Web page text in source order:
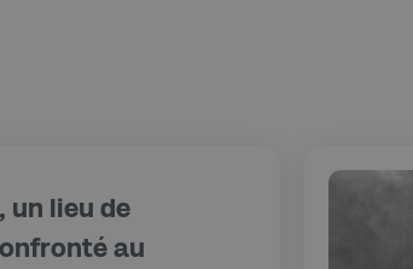
un lieu de
au